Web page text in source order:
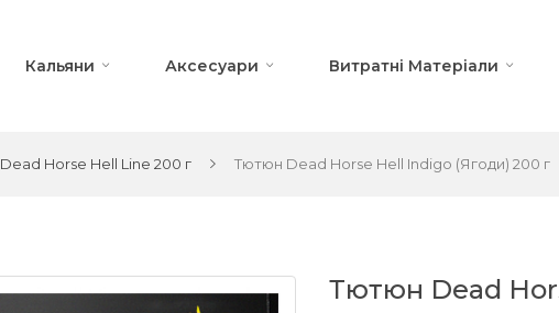
Кальяни Аксесуари Витратні Матеріали
Dead Horse Hell Line 200 г Тютюн Dead Horse Hell Indigo (Ягоди) 200 г
Тютюн Dead